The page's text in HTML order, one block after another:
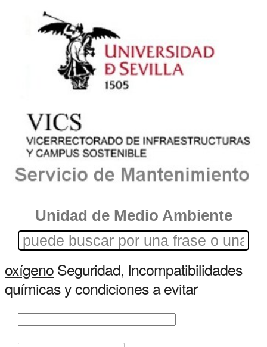
Unidad de Medio Ambiente
oxígenoSeguridad, Incompatibilidades
químicas y condiciones a evitar